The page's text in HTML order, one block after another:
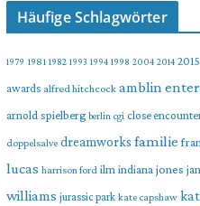
Häufige Schlagwörter
1979 1981 1982 1993 1994 1998 2004 2014 2015
awards alfred hitchcock amblin
arnold spielberg berlin cgi close
doppelsalve dreamworks familie
lucas harrison ford ilm indiana jones
williams jurassic park kate capshaw